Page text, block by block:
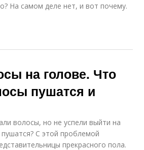
На самом деле нет, и вот почему.
на голове. Что
пушатся и
волосы, но не успели выйти на
пушатся? С этой проблемой
прекрасного пола.